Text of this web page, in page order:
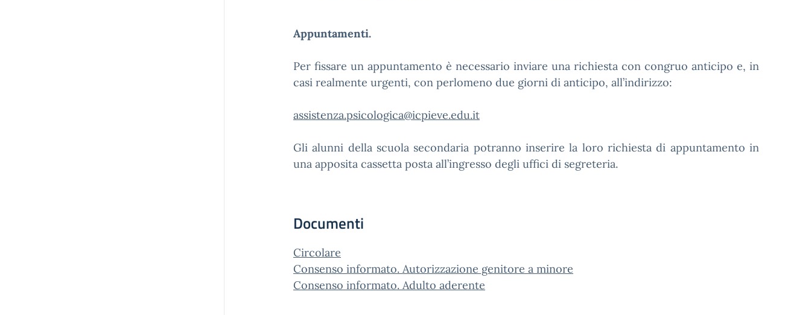
Appuntamenti.
Per fissare un appuntamento è necessario inviare una richiesta con congruo anticipo e, in
casi realmente urgenti, con perlomeno due giorni di anticipo, all’indirizzo:
assistenza.psicologica@icpieve.edu.it
Gli alunni della scuola secondaria potranno inserire la loro richiesta di appuntamento in
una apposita cassetta posta all’ingresso degli uffici di segreteria.
Documenti
Circolare
Consenso informato. Autorizzazione genitore a minore
Consenso informato. Adulto aderente